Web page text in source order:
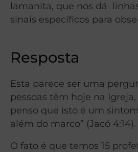
lamanita, que nos dá
sinais específicos para
Resposta
Esta parece ser uma
pessoas têm hoje na
penso que isto é um
além do marco” (Jacó 4:14).
O fato é que temos 15